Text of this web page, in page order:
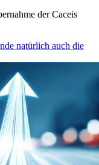
der Caceis
natürlich auch die